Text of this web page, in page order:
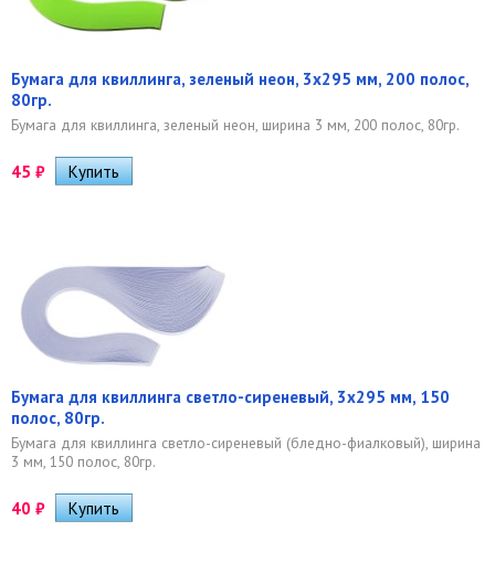
Бумага для квиллинга, зеленый неон, 3х295 мм, 200 полос,
80гр.
Бумага для квиллинга, зеленый неон, ширина 3 мм, 200 полос, 80гр.
45 ₽
Бумага для квиллинга светло-сиреневый, 3х295 мм, 150
полос, 80гр.
Бумага для квиллинга светло-сиреневый (бледно-фиалковый), ширина
3 мм, 150 полос, 80гр.
40 ₽